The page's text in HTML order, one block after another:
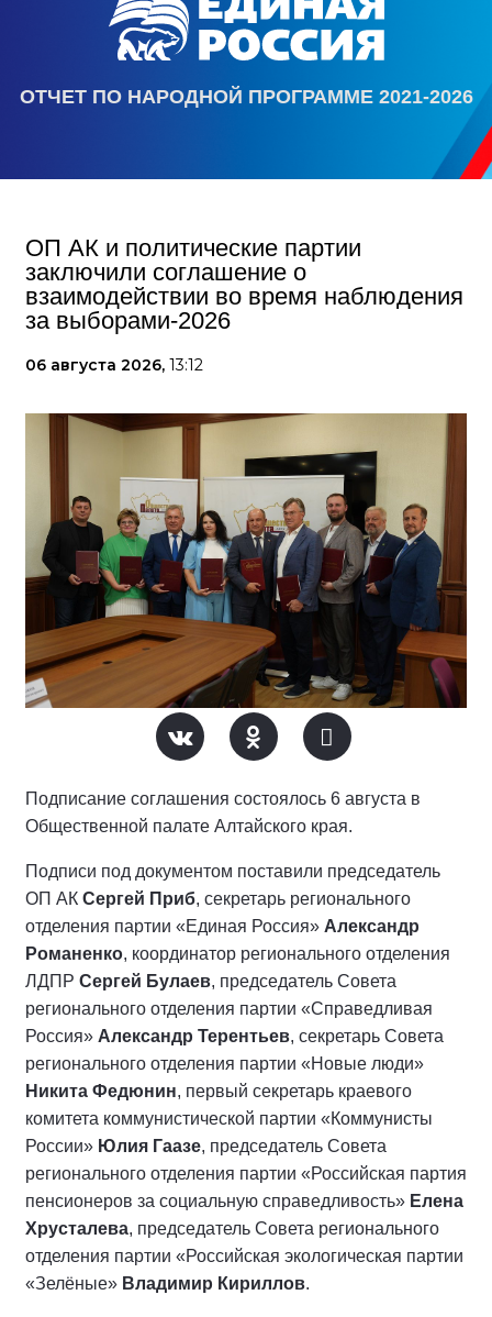
ОТЧЕТ ПО НАРОДНОЙ ПРОГРАММЕ 2021-2026
ОП АК и политические партии
заключили соглашение о
взаимодействии во время наблюдения
за выборами-2026
06 августа 2026, 13:12
Подписание соглашения состоялось 6 августа в
Общественной палате Алтайского края.
Подписи под документом поставили председатель
ОП АК Сергей Приб, секретарь регионального
отделения партии «Единая Россия» Александр
Романенко, координатор регионального отделения
ЛДПР Сергей Булаев, председатель Совета
регионального отделения партии «Справедливая
Россия» Александр Терентьев, секретарь Совета
регионального отделения партии «Новые люди»
Никита Федюнин, первый секретарь краевого
комитета коммунистической партии «Коммунисты
России» Юлия Гаазе, председатель Совета
регионального отделения партии «Российская партия
пенсионеров за социальную справедливость» Елена
Хрусталева, председатель Совета регионального
отделения партии «Российская экологическая партии
«Зелёные» Владимир Кириллов.